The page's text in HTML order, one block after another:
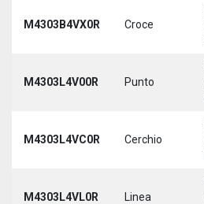
M4303B4VX0R Croce
M4303L4V00R Punto
M4303L4VC0R Cerchio
M4303L4VL0R Linea